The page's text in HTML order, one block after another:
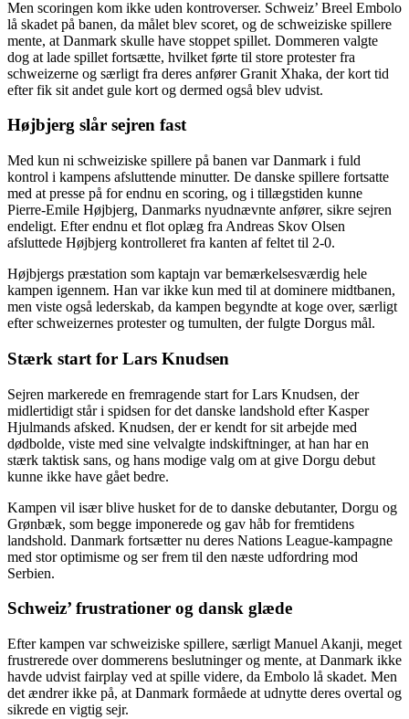
Men scoringen kom ikke uden kontroverser. Schweiz’ Breel Embolo
lå skadet på banen, da målet blev scoret, og de schweiziske spillere
mente, at Danmark skulle have stoppet spillet. Dommeren valgte
dog at lade spillet fortsætte, hvilket førte til store protester fra
schweizerne og særligt fra deres anfører Granit Xhaka, der kort tid
efter fik sit andet gule kort og dermed også blev udvist.
Højbjerg slår sejren fast
Med kun ni schweiziske spillere på banen var Danmark i fuld
kontrol i kampens afsluttende minutter. De danske spillere fortsatte
med at presse på for endnu en scoring, og i tillægstiden kunne
Pierre-Emile Højbjerg, Danmarks nyudnævnte anfører, sikre sejren
endeligt. Efter endnu et flot oplæg fra Andreas Skov Olsen
afsluttede Højbjerg kontrolleret fra kanten af feltet til 2-0.
Højbjergs præstation som kaptajn var bemærkelsesværdig hele
kampen igennem. Han var ikke kun med til at dominere midtbanen,
men viste også lederskab, da kampen begyndte at koge over, særligt
efter schweizernes protester og tumulten, der fulgte Dorgus mål.
Stærk start for Lars Knudsen
Sejren markerede en fremragende start for Lars Knudsen, der
midlertidigt står i spidsen for det danske landshold efter Kasper
Hjulmands afsked. Knudsen, der er kendt for sit arbejde med
dødbolde, viste med sine velvalgte indskiftninger, at han har en
stærk taktisk sans, og hans modige valg om at give Dorgu debut
kunne ikke have gået bedre.
Kampen vil især blive husket for de to danske debutanter, Dorgu og
Grønbæk, som begge imponerede og gav håb for fremtidens
landshold. Danmark fortsætter nu deres Nations League-kampagne
med stor optimisme og ser frem til den næste udfordring mod
Serbien.
Schweiz’ frustrationer og dansk glæde
Efter kampen var schweiziske spillere, særligt Manuel Akanji, meget
frustrerede over dommerens beslutninger og mente, at Danmark ikke
havde udvist fairplay ved at spille videre, da Embolo lå skadet. Men
det ændrer ikke på, at Danmark formåede at udnytte deres overtal og
sikrede en vigtig sejr.